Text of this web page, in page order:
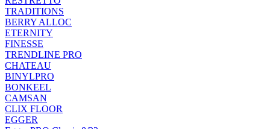
TRADITIONS
BERRY ALLOC
ETERNITY
FINESSE
TRENDLINE PRO
CHATEAU
BINYLPRO
BONKEEL
CAMSAN
CLIX FLOOR
EGGER